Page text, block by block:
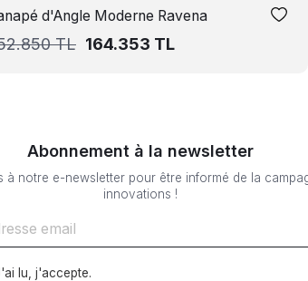
d'Angle Moderne Ravena
TL 164.353 TL
Abonnement à la newsletter
à notre e-newsletter pour être informé de la
innovations !
lu, j'accepte.